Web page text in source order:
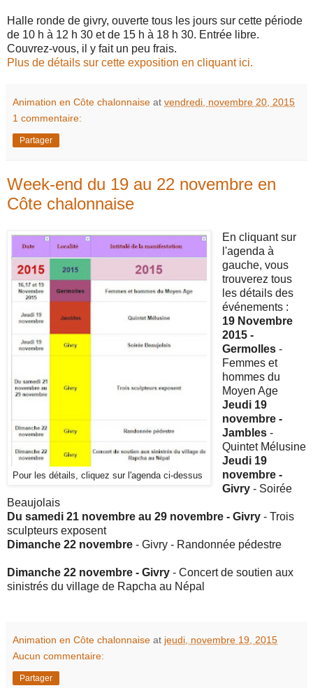
Halle ronde de givry, ouverte tous les jours sur cette période
de 10 h à 12 h 30 et de 15 h à 18 h 30. Entrée libre.
Couvrez-vous, il y fait un peu frais.
Plus de détails sur cette exposition en cliquant ici.
Animation en Côte chalonnaise at vendredi, novembre 20, 2015
1 commentaire:
Partager
Week-end du 19 au 22 novembre en
Côte chalonnaise
Pour les détails, cliquez sur l'agenda ci-dessus
En cliquant sur
l'agenda à
gauche, vous
trouverez tous
les détails des
événements :
19 Novembre
2015 -
Germolles-
Femmes et
hommes du
Moyen Age
Jeudi 19
novembre -
Jambles-
Quintet Mélusine
Jeudi 19
novembre -
Givry - Soirée
Beaujolais
Du samedi 21 novembre au 29 novembre - Givry - Trois
sculpteurs exposent
Dimanche 22 novembre - Givry - Randonnée pédestre
Dimanche 22 novembre - Givry - Concert de soutien aux
sinistrés du village de Rapcha au Népal
Animation en Côte chalonnaise at jeudi, novembre 19, 2015
Aucun commentaire:
Partager